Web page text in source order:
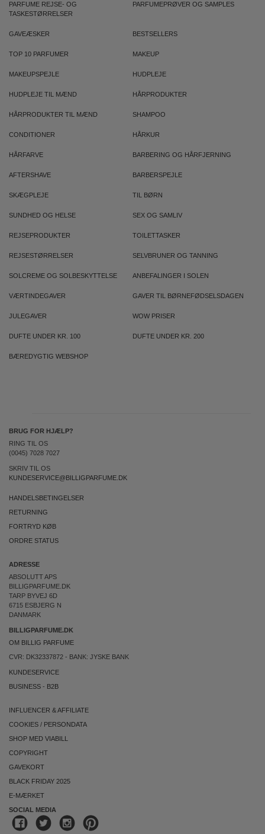
PARFUME REJSE- OG
TASKESTØRRELSER
PARFUMEPRØVER OG SAMPLES
GAVEÆSKER BESTSELLERS
TOP 10 PARFUMER MAKEUP
MAKEUPSPEJLE HUDPLEJE
HUDPLEJE TIL MÆND HÅRPRODUKTER
HÅRPRODUKTER TIL MÆND SHAMPOO
CONDITIONER HÅRKUR
HÅRFARVE BARBERING OG HÅRFJERNING
AFTERSHAVE BARBERSPEJLE
SKÆGPLEJE TIL BØRN
SUNDHED OG HELSE SEX OG SAMLIV
REJSEPRODUKTER TOILETTASKER
REJSESTØRRELSER SELVBRUNER OG TANNING
SOLCREME OG SOLBESKYTTELSE ANBEFALINGER I SOLEN
VÆRTINDEGAVER GAVER TIL BØRNEFØDSELSDAGEN
JULEGAVER WOW PRISER
DUFTE UNDER KR. 100 DUFTE UNDER KR. 200
BÆREDYGTIG WEBSHOP
BRUG FOR HJÆLP?
RING TIL OS
(0045) 7028 7027
SKRIV TIL OS
KUNDESERVICE@BILLIGPARFUME.DK
HANDELSBETINGELSER
RETURNING
FORTRYD KØB
ORDRE STATUS
ADRESSE
ABSOLUTT APS
BILLIGPARFUME.DK
TARP BYVEJ 6D
6715 ESBJERG N
DANMARK
BILLIGPARFUME.DK
OM BILLIG PARFUME
CVR: DK32337872 - BANK: JYSKE BANK
KUNDESERVICE
BUSINESS - B2B
INFLUENCER & AFFILIATE
COOKIES / PERSONDATA
SHOP MED VIABILL
COPYRIGHT
GAVEKORT
BLACK FRIDAY 2025
E-MÆRKET
SOCIAL MEDIA